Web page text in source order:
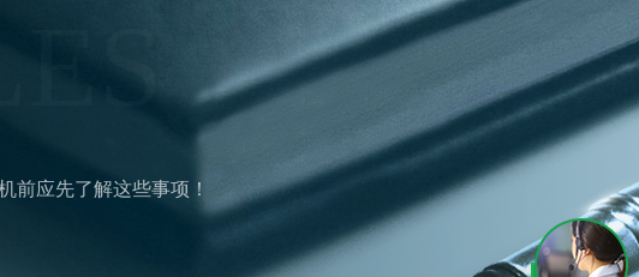
前应先了解这些事项！